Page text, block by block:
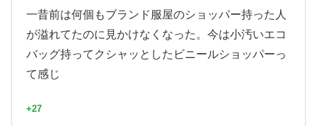
一昔前は何個もブランド服屋のショッパー持った人
が溢れてたのに見かけなくなった。今は小汚いエコ
バッグ持ってクシャッとしたビニールショッパーっ
て感じ
+27